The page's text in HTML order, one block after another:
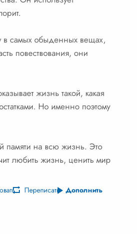
в самых обыденных вещах,
повествования, они
жизнь такой, какая
Но именно поэтому
памяти на всю жизнь. Это
любить жизнь, ценить мир
Переписать Дополнить